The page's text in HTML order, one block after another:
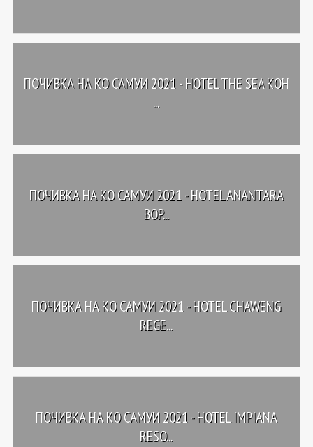
ПОЧИВКА НА КО САМУИ 2021 - HOTEL THE SEA KOH
...
ПОЧИВКА НА КО САМУИ 2021 - HOTEL ANANTARA
BOP...
ПОЧИВКА НА КО САМУИ 2021 - HOTEL CHAWENG
REGE...
ПОЧИВКА НА КО САМУИ 2021 - HOTEL IMPIANA
RESO...